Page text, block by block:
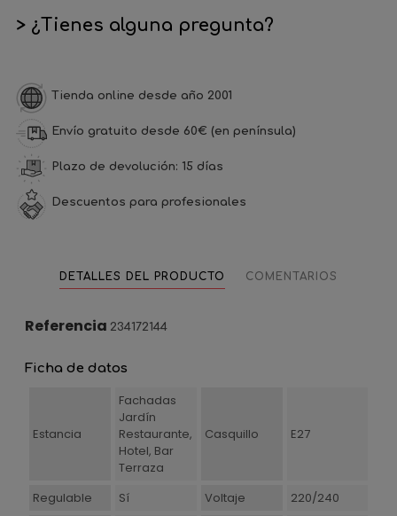
> ¿Tienes alguna pregunta?
Tienda online desde año 2001
Envío gratuito desde 60€ (en península)
Plazo de devolución: 15 días
Descuentos para profesionales
DETALLES DEL PRODUCTO COMENTARIOS
Referencia 234172144
Ficha de datos
Estancia
Fachadas
Jardín
Restaurante,
Hotel, Bar
Terraza
Casquillo E27
Regulable Sí Voltaje
220/240